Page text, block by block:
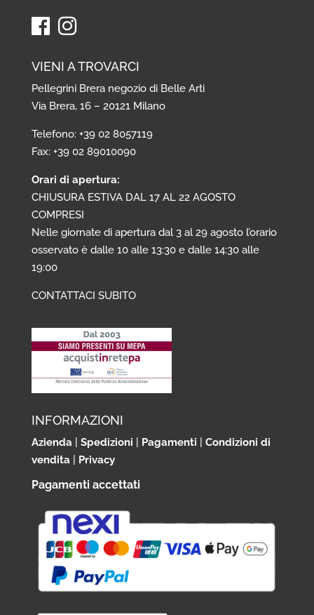
VIENI A TROVARCI
Pellegrini Brera negozio di Belle Arti
Via Brera, 16 – 20121 Milano
Telefono: +39 02 8057119
Fax: +39 02 89010090
Orari di apertura:
CHIUSURA ESTIVA DAL 17 AL 22 AGOSTO
COMPRESI
Nelle giornate di apertura dal 3 al 29 agosto l’orario
osservato è dalle 10 alle 13:30 e dalle 14:30 alle
19:00
CONTATTACI SUBITO
INFORMAZIONI
Azienda| Spedizioni Pagamenti
Condizioni di
vendita| Privacy
Pagamenti accettati